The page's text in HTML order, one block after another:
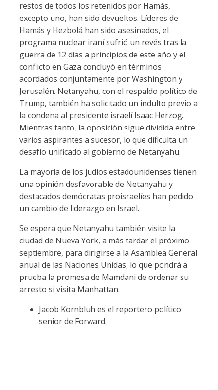
restos de todos los retenidos por Hamás,
excepto uno, han sido devueltos. Líderes de
Hamás y Hezbolá han sido asesinados, el
programa nuclear iraní sufrió un revés tras la
guerra de 12 días a principios de este año y el
conflicto en Gaza concluyó en términos
acordados conjuntamente por Washington y
Jerusalén. Netanyahu, con el respaldo político de
Trump, también ha solicitado un indulto previo a
la condena al presidente israelí Isaac Herzog.
Mientras tanto, la oposición sigue dividida entre
varios aspirantes a sucesor, lo que dificulta un
desafío unificado al gobierno de Netanyahu.
La mayoría de los judíos estadounidenses tienen
una opinión desfavorable de Netanyahu y
destacados demócratas proisraelíes han pedido
un cambio de liderazgo en Israel.
Se espera que Netanyahu también visite la
ciudad de Nueva York, a más tardar el próximo
septiembre, para dirigirse a la Asamblea General
anual de las Naciones Unidas, lo que pondrá a
prueba la promesa de Mamdani de ordenar su
arresto si visita Manhattan.
Jacob Kornbluh es el reportero político
senior de Forward.